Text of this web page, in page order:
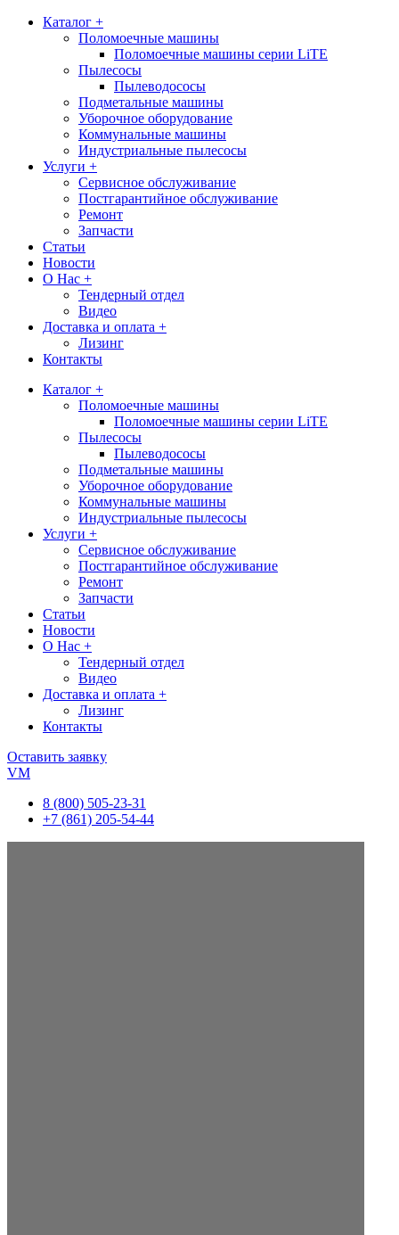
Каталог +
Поломоечные машины
Поломоечные машины серии LiTE
Пылесосы
Пылеводососы
Подметальные машины
Уборочное оборудование
Коммунальные машины
Индустриальные пылесосы
Услуги +
Сервисное обслуживание
Постгарантийное обслуживание
Ремонт
Запчасти
Статьи
Новости
О Нас +
Тендерный отдел
Видео
Доставка и оплата +
Лизинг
Контакты
Каталог +
Поломоечные машины
Поломоечные машины серии LiTE
Пылесосы
Пылеводососы
Подметальные машины
Уборочное оборудование
Коммунальные машины
Индустриальные пылесосы
Услуги +
Сервисное обслуживание
Постгарантийное обслуживание
Ремонт
Запчасти
Статьи
Новости
О Нас +
Тендерный отдел
Видео
Доставка и оплата +
Лизинг
Контакты
Оставить заявку
VM
8 (800) 505-23-31
+7 (861) 205-54-44